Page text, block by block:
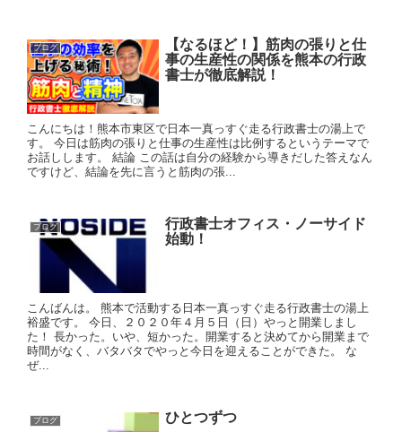
ブログ
【なるほど！】筋肉の張りと仕
事の生産性の関係を熊本の行政
書士が徹底解説！
こんにちは！熊本市東区で日本一真っすぐ走る行政書士の湯上で
す。 今日は筋肉の張りと仕事の生産性は比例するというテーマで
お話しします。 結論 この話は自分の経験から導きだした答えなん
ですけど、結論を先に言うと筋肉の張...
ブログ
行政書士オフィス・ノーサイド
始動！
こんばんは。 熊本で活動する日本一真っすぐ走る行政書士の湯上
裕盛です。 今日、２０２０年４月５日（日）やっと開業しまし
た！ 長かった。いや、短かった。開業すると決めてから開業まで
時間がなく、バタバタでやっと今日を迎えることができた。 な
ぜ...
ブログ ひとつずつ